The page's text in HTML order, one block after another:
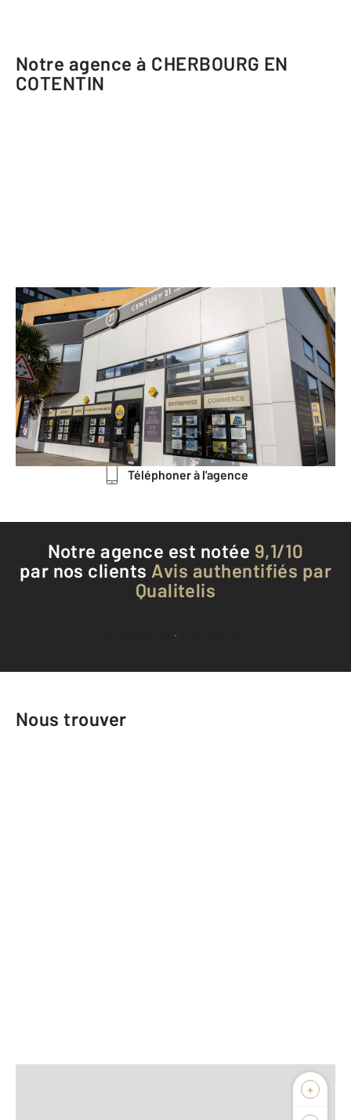
Notre agence à CHERBOURG EN
COTENTIN
CENTURY 21 Hervé Regnault
48 Boulevard Schuman CHERBOURG-
OCTEVILLE
CHERBOURG EN COTENTIN - 50100
Envoyer un message
Téléphoner à l'agence
Notre agence est notée 9,1/10
par nos clients Avis authentifiés par
Qualitelis
Voir tous les avis clients
Nous trouver
+